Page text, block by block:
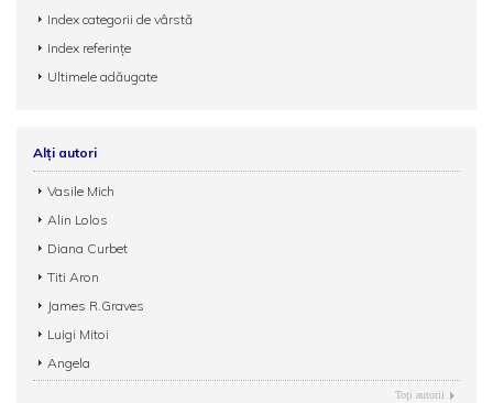
Index categorii de vârstă
Index referințe
Ultimele adăugate
Alți autori
Vasile Mich
Alin Lolos
Diana Curbet
Titi Aron
James R.Graves
Luigi Mitoi
Angela
Toţi autorii